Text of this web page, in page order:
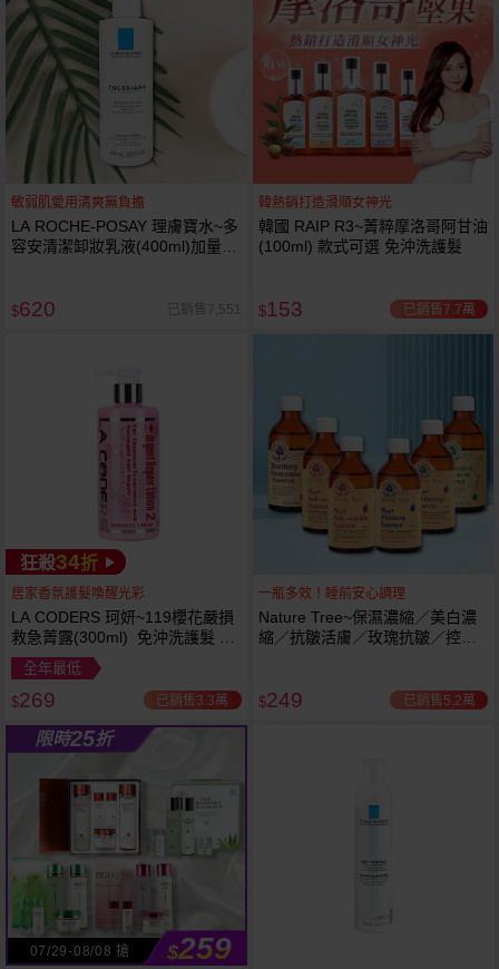
敏弱肌愛用清爽無負擔
LA ROCHE-POSAY 理膚寶水~多
容安清潔卸妝乳液(400ml)加量
$620 已銷售7,551
韓熱銷打造滑順女神光
韓國 RAIP R3~菁粹摩洛哥阿甘油
(100ml) 款式可選 免沖洗護髮
$153 已銷售7.7萬
狂殺34折
居家香氛護髮喚醒光彩
LA CODERS 珂妍~119櫻花嚴損
救急菁露(300ml) 免沖洗護髮 蕾
舒法克
全年最低
$269 已銷售3.3萬
一瓶多效！睡前安心調理
Nature Tree~保濕濃縮／美白濃
縮／抗皺活膚／玫瑰抗皺／控油
$249 已銷售5.2萬
限時25折
07/29-08/08 搶 $259